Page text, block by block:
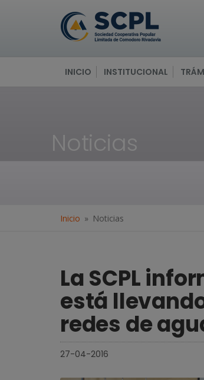
INICIO INSTITUCIONAL
Noticias
Inicio Noticias
La SCPL
está
redes de
27-04-2016